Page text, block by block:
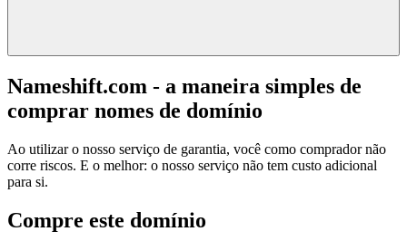
Nameshift.com - a maneira simples de
comprar nomes de domínio
Ao utilizar o nosso serviço de garantia, você como comprador não
corre riscos. E o melhor: o nosso serviço não tem custo adicional
para si.
Compre este domínio